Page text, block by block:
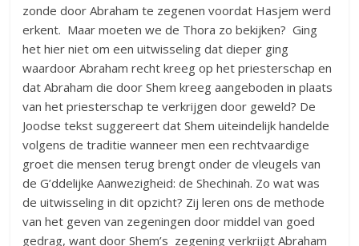
zonde door Abraham te zegenen voordat Hasjem werd
erkent. Maar moeten we de Thora zo bekijken? Ging
het hier niet om een uitwisseling dat dieper ging
waardoor Abraham recht kreeg op het priesterschap en
dat Abraham die door Shem kreeg aangeboden in plaats
van het priesterschap te verkrijgen door geweld? De
Joodse tekst suggereert dat Shem uiteindelijk handelde
volgens de traditie wanneer men een rechtvaardige
groet die mensen terug brengt onder de vleugels van
de G’ddelijke Aanwezigheid: de Shechinah. Zo wat was
de uitwisseling in dit opzicht? Zij leren ons de methode
van het geven van zegeningen door middel van goed
gedrag, want door Shem’s zegening verkrijgt Abraham